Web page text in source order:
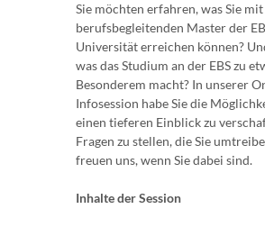
Sie möchten erfahren, was Sie
berufsbegleitenden Master der
Universität erreichen können?
was das Studium an der EBS zu
Besonderem macht? In unserer
Infosession habe Sie die
einen tieferen Einblick zu
Fragen zu stellen, die Sie
freuen uns, wenn Sie dabei sind.
Inhalte der Session